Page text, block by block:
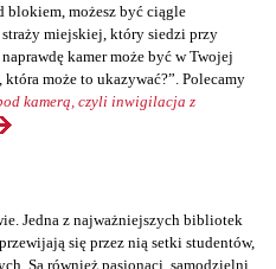
blokiem, możesz być ciągle
straży miejskiej, który siedzi przy
kamer może być w Twojej
może to ukazywać?”. Polecamy
kamerą, czyli inwigilacja z
Jedna z najważniejszych bibliotek
się przez nią setki studentów,
Są również pasjonaci, samodzielni